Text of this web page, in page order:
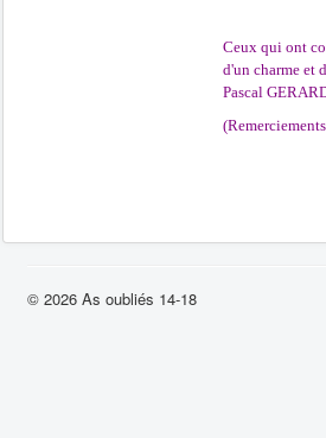
Ceux qui ont
d'un charme et
Pascal
© 2026 As oubliés 14-18